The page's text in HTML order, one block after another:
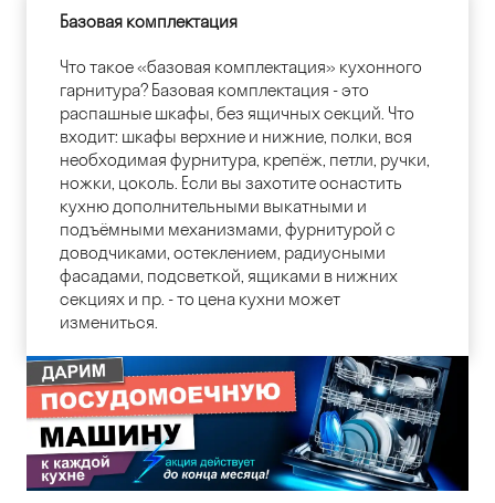
Базовая комплектация
Что такое «базовая комплектация» кухонного
гарнитура? Базовая комплектация - это
распашные шкафы, без ящичных секций. Что
входит: шкафы верхние и нижние, полки, вся
необходимая фурнитура, крепёж, петли, ручки,
ножки, цоколь. Если вы захотите оснастить
кухню дополнительными выкатными и
подъёмными механизмами, фурнитурой с
доводчиками, остеклением, радиусными
фасадами, подсветкой, ящиками в нижних
секциях и пр. - то цена кухни может
измениться.